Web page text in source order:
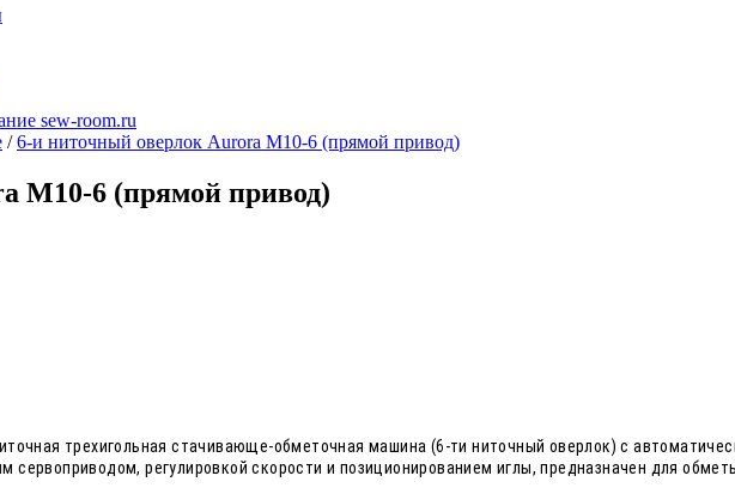
/6-и ниточный оверлок Aurora M10-6 (прямой привод)
M10-6 (прямой привод)
трехигольная стачивающе-обметочная машина (6-ти ниточный оверлок) с
сервоприводом, регулировкой скорости и позиционированием иглы, предназначен для